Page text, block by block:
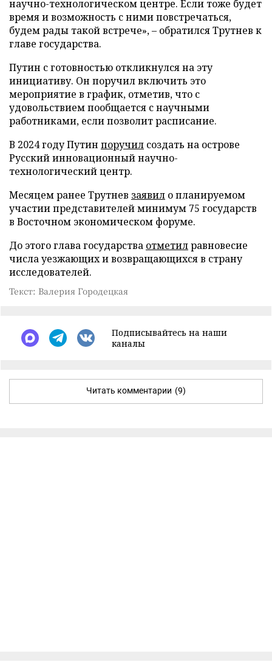
научно-технологическом центре. Если тоже будет
время и возможность с ними повстречаться,
будем рады такой встрече», – обратился Трутнев к
главе государства.
Путин с готовностью откликнулся на эту
инициативу. Он поручил включить это
мероприятие в график, отметив, что с
удовольствием пообщается с научными
работниками, если позволит расписание.
В 2024 году Путин поручил создать на острове
Русский инновационный научно-
технологический центр.
Месяцем ранее Трутнев заявил о планируемом
участии представителей минимум 75 государств
в Восточном экономическом форуме.
До этого глава государства отметилравновесие
числа уезжающих и возвращающихся в страну
исследователей.
Текст: Валерия Городецкая
Подписывайтесь на наши
каналы
Читать комментарии (9)